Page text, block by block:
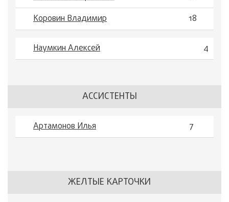
Коровин Владимир
18
Наумкин Алексей 4
АССИСТЕНТЫ
Артамонов Илья 7
ЖЕЛТЫЕ КАРТОЧКИ